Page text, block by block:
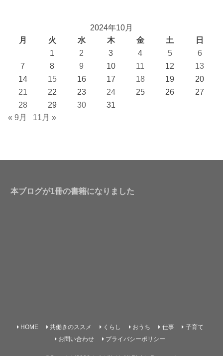
2024年10月
月
火 水 木 金 土
日
1
2 3 4 5
6
7
8 9 10 11 12
13
14
15 16 17 18 19
20
21
22 23 24 25 26
27
28
29 30
31
« 9月
11月 »
本ブログが1冊の書籍になりました
HOME 共働きのススメ くらし おうち 仕事
子育て
お問い合わせ
プライバシーポリシー